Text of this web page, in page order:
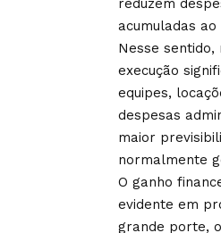
reduzem
acumuladas
Nesse
execução
equipes,
despesas
maior
normalmente
O ganho
evidente em
grande porte,